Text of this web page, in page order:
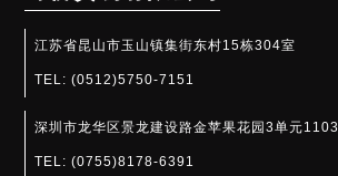
江苏省昆山市玉山镇集街东村15栋304室
TEL:(0512)5750-7151
深圳市龙华区景龙建设路金苹果花园3单元1103
TEL:(0755)8178-6391​